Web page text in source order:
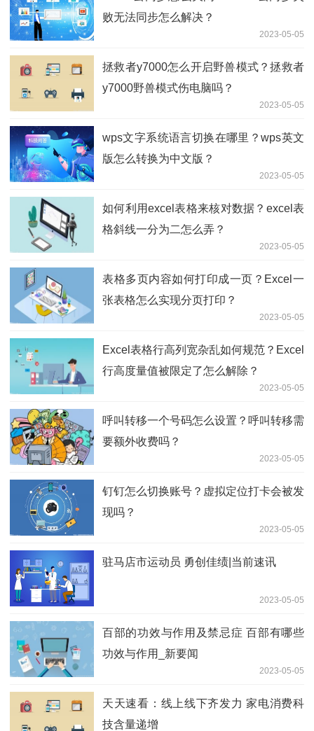
败无法同步怎么解决？
2023-05-05
拯救者y7000怎么开启野兽模式？拯救者
y7000野兽模式伤电脑吗？
2023-05-05
wps文字系统语言切换在哪里？wps英文
版怎么转换为中文版？
2023-05-05
如何利用excel表格来核对数据？excel表
格斜线一分为二怎么弄？
2023-05-05
表格多页内容如何打印成一页？Excel一
张表格怎么实现分页打印？
2023-05-05
Excel表格行高列宽杂乱如何规范？Excel
行高度量值被限定了怎么解除？
2023-05-05
呼叫转移一个号码怎么设置？呼叫转移需
要额外收费吗？
2023-05-05
钉钉怎么切换账号？虚拟定位打卡会被发
现吗？
2023-05-05
驻马店市运动员 勇创佳绩|当前速讯
2023-05-05
百部的功效与作用及禁忌症 百部有哪些
功效与作用_新要闻
2023-05-05
天天速看：线上线下齐发力 家电消费科
技含量递增